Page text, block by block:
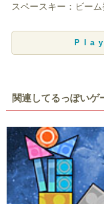
スペースキー：ビー
関連してるっぽいゲ